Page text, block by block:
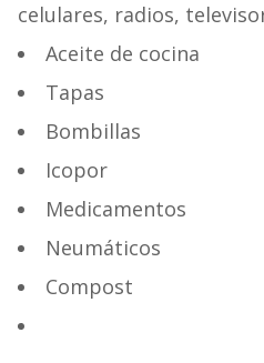
celulares, radios,
Aceite de cocina
Tapas
Bombillas
Icopor
Medicamentos
Neumáticos
Compost